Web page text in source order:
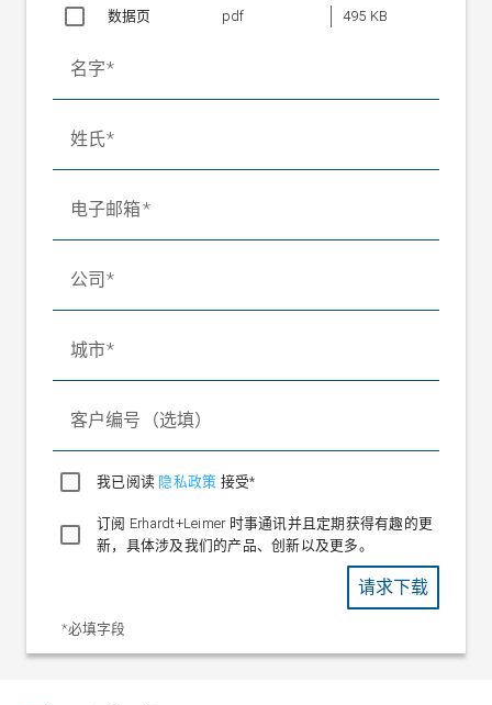
模拟输出端
Imax 10 mA
差分信号（可配置）
数字输出端
数字输入端
皮重/配方/停止记录（可配
显示器和操作面板
接口
- 集成式 Web 服务器
- Ethernet/IP 现场总线
防护等级
下）
PA 6201: IP 54
数据页 pdf 495 KB
名字
姓氏
电子邮箱
公司
城市
客户编号（选填）
我已阅读 隐私政策 接受*
订阅 Erhardt+Leimer 时事通讯并且定期获得有趣的更
新，具体涉及我们的产品、创新以及更多。
*必填字段
请求下载